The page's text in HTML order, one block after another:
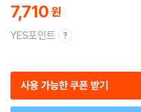
7,710
YES포인트
사용 가능한 쿠폰 받기